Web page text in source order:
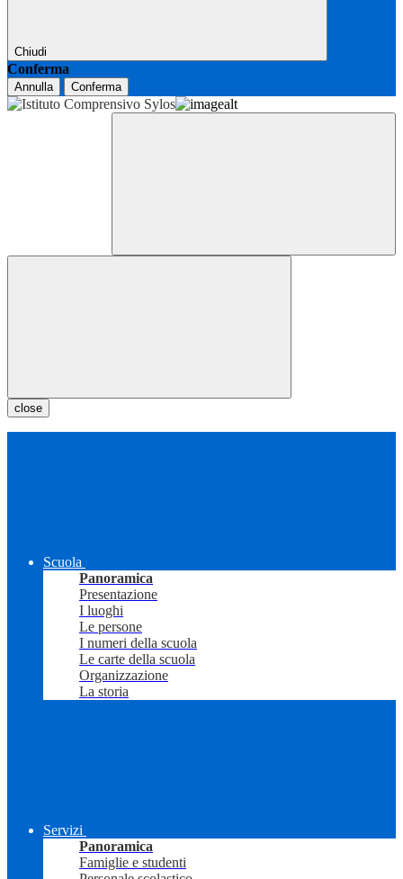
Chiudi
Conferma
Annulla Conferma
close
Scuola
Panoramica
Presentazione
I luoghi
Le persone
I numeri della scuola
Le carte della scuola
Organizzazione
La storia
Servizi
Panoramica
Famiglie e studenti